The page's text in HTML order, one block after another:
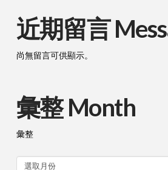
近期留言
尚無留言可供顯示。
彙整 Month
彙整